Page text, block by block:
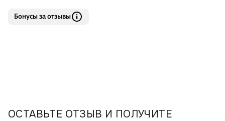
Бонусы за отзывы
ОСТАВЬТЕ ОТЗЫВ И ПОЛУЧИТЕ